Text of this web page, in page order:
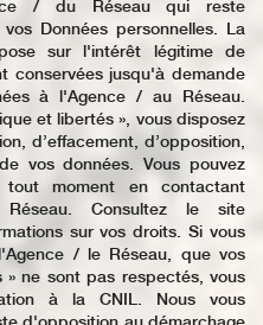
/ du Réseau qui reste
Données personnelles. La
sur l'intérêt légitime de
conservées jusqu'à demande
à l'Agence / au Réseau.
et libertés », vous disposez
d’effacement, d’opposition,
vos données. Vous pouvez
moment en contactant
Consultez le site
sur vos droits. Si vous
/ le Réseau, que vos
ne sont pas respectés, vous
à la CNIL. Nous vous